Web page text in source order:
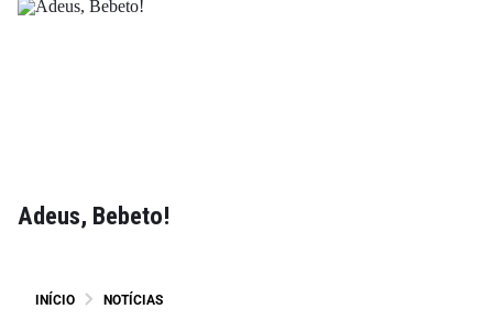
INÍCIO NOTÍCIAS
Adeus, Bebeto!